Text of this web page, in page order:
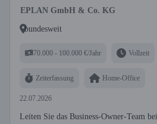
EPLAN GmbH & Co. KG
bundesweit
70.000 - 100.000 €/Jahr Vollzeit
Zeiterfassung Home-Office
22.07.2026
Leiten Sie das Business-Owner-Team